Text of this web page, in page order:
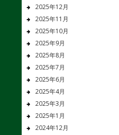
2025年12月
2025年11月
2025年10月
2025年9月
2025年8月
2025年7月
2025年6月
2025年4月
2025年3月
2025年1月
2024年12月